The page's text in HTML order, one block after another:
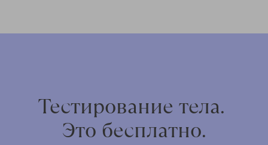
Тестирование тела.
Это бесплатно.